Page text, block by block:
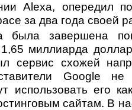
Alexa, опередил
за два года своей
завершена
миллиарда
сервис схожей
Google не
использовать его
сайтам. В